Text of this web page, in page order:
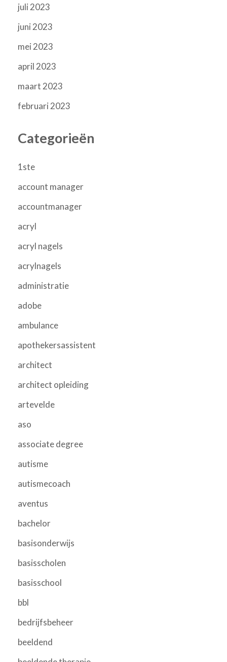
juli 2023
juni 2023
mei 2023
april 2023
maart 2023
februari 2023
Categorieën
1ste
account manager
accountmanager
acryl
acryl nagels
acrylnagels
administratie
adobe
ambulance
apothekersassistent
architect
architect opleiding
artevelde
aso
associate degree
autisme
autismecoach
aventus
bachelor
basisonderwijs
basisscholen
basisschool
bbl
bedrijfsbeheer
beeldend